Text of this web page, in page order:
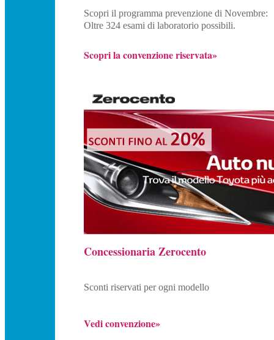
Scopri il programma prevenzione di Novembre:
Oltre 324 esami di laboratorio possibili.
Scopri la convenzione riservata»
Concessionaria Zerocento
Sconti riservati per ogni modello
Vedi convenzione»